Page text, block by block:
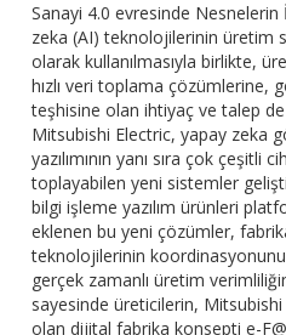
Sanayi 4.0 evresinde
zeka (AI) teknolojilerinin üretim
olarak kullanılmasıyla birlikte,
hızlı veri toplama çözümlerine,
teşhisine olan ihtiyaç ve talep
Mitsubishi Electric, yapay zeka
yazılımının yanı sıra çok çeşitli
toplayabilen yeni sistemler
bilgi işleme yazılım ürünleri
eklenen bu yeni çözümler,
teknolojilerinin
gerçek zamanlı üretim
sayesinde üreticilerin, Mitsubishi
olan dijital fabrika konsepti e-